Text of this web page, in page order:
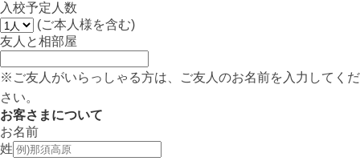
入校予定人数
(ご本人様を含む)
友人と相部屋
※ご友人がいらっしゃる方は、ご友人のお名前を入力してくだ
さい。
お客さまについて
お名前
姓